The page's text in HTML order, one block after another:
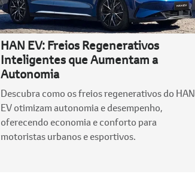
HAN EV: Freios Regenerativos
Inteligentes que Aumentam a
Autonomia
Descubra como os freios regenerativos do HAN
EV otimizam autonomia e desempenho,
oferecendo economia e conforto para
motoristas urbanos e esportivos.